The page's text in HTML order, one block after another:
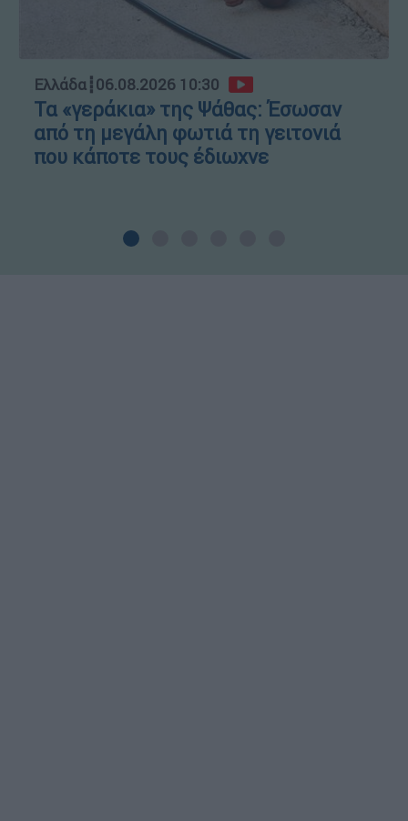
Ελλάδα┋06.08.2026 10:30
Τα «γεράκια» της Ψάθας: Έσωσαν
από τη μεγάλη φωτιά τη γειτονιά
που κάποτε τους έδιωχνε